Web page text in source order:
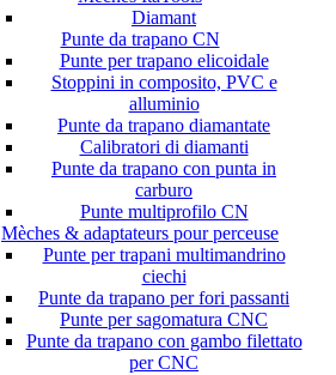
Diamant
Punte da trapano CN
Punte per trapano elicoidale
Stoppini in composito, PVC e
alluminio
Punte da trapano diamantate
Calibratori di diamanti
Punte da trapano con punta in
carburo
Punte multiprofilo CN
Mèches & adaptateurs pour perceuse
Punte per trapani multimandrino
ciechi
Punte da trapano per fori passanti
Punte per sagomatura CNC
Punte da trapano con gambo filettato
per CNC